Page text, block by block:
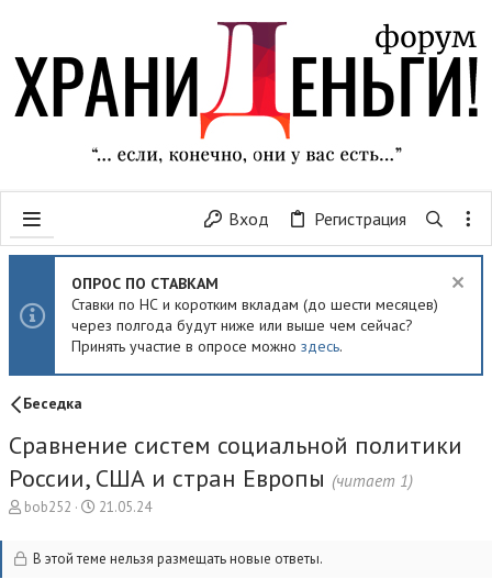
Вход Регистрация
ОПРОС ПО СТАВКАМ
Ставки по НС и коротким вкладам (до шести месяцев)
через полгода будут ниже или выше чем сейчас?
Принять участие в опросе можно здесь.
Беседка
Сравнение систем социальной политики
России, США и стран Европы (читает 1)
А
о
bob252
Д
а
21.05.24
В этой теме нельзя размещать новые ответы.